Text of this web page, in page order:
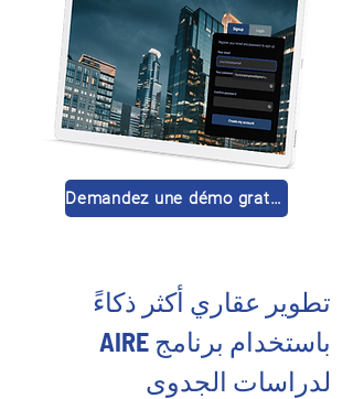
Demandez une démo gratuite 🚀
تطوير عقاري أكثر ذكاءً
لدراسات الجدوى